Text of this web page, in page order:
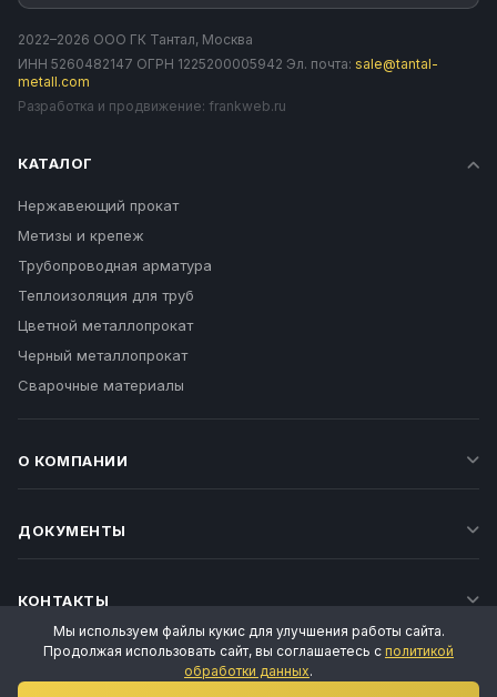
2022–2026 ООО ГК Тантал, Москва
ИНН 5260482147 ОГРН 1225200005942 Эл. почта: sale@tantal-
metall.com
Разработка и продвижение: frankweb.ru
КАТАЛОГ
Нержавеющий прокат
Метизы и крепеж
Трубопроводная арматура
Теплоизоляция для труб
Цветной металлопрокат
Черный металлопрокат
Сварочные материалы
О КОМПАНИИ
ДОКУМЕНТЫ
КОНТАКТЫ
Мы используем файлы кукис для улучшения работы сайта.
Продолжая использовать сайт, вы соглашаетесь с политикой
обработки данных.